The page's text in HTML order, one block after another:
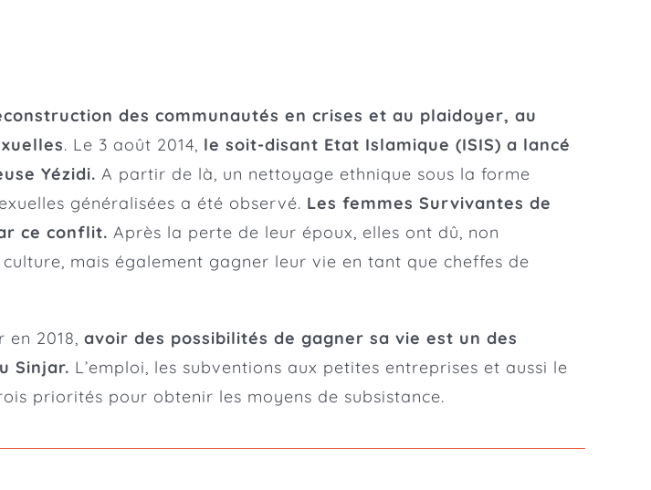
des communautés en crises et au plaidoyer, au
. Le 3 août 2014, le soit-disant Etat Islamique (ISIS) a lancé
Yézidi. A partir de là, un nettoyage ethnique sous la forme
généralisées a été observé. Les femmes Survivantes de
ce conflit. Après la perte de leur époux, elles ont dû, non
mais également gagner leur vie en tant que cheffes de
en 2018, avoir des possibilités de gagner sa vie est un des
Sinjar. L’emploi, les subventions aux petites entreprises et aussi le
priorités pour obtenir les moyens de subsistance.